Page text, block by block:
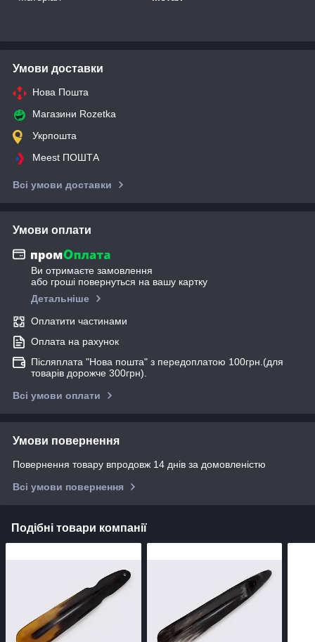
Умови доставки
Нова Пошта
Магазини Rozetka
Укрпошта
Meest ПОШТА
Всі умови доставки
Умови оплати
Ви отримаєте замовлення
або гроші повернуться на вашу картку
Детальніше
Оплатити частинами
Оплата на рахунок
Післяплата "Нова пошта" з передоплатою 100грн.(для
товарів дорожче 300грн).
Всі умови оплати
Умови повернення
Повернення товару впродовж 14 днів за домовленістю
Всі умови повернення
Подібні товари компанії